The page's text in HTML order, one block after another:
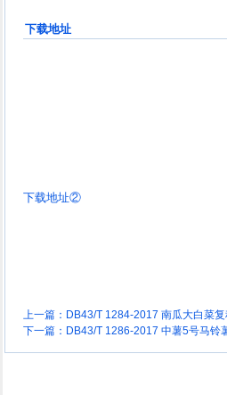
下载地址
下载地址②
上一篇： DB43/T 1284-2017 南瓜大白菜
下一篇： DB43/T 1286-2017 中薯5号马铃